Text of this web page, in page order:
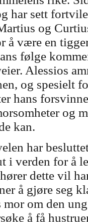
har sett
og
å være en
følge
Alessios
og spesielt
hans
og
kan.
har
i verden for å
dette vil
å gjøre seg
mor om den
å få